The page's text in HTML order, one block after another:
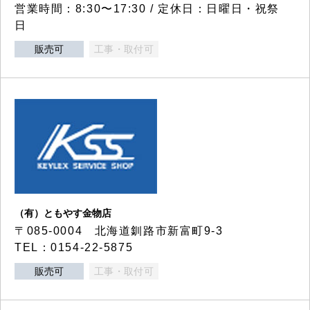
営業時間：8:30〜17:30 / 定休日：日曜日・祝祭
日
販売可 工事・取付可
（有）ともやす金物店
〒085-0004 北海道釧路市新富町9-3
TEL：0154-22-5875
販売可 工事・取付可